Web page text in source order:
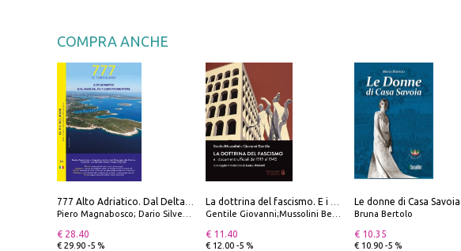
COMPRA ANCHE
Piero Magnabosco; Dario Silvestro; Marco Sbrizzi
€ 28.40
€ 29.90 -5 %
Gentile Giovanni;Mussolini Benito
€ 11.40
€ 12.00 -5 %
Le donne di Casa Savoia
Bruna Bertolo
€ 10.35
€ 10.90 -5 %